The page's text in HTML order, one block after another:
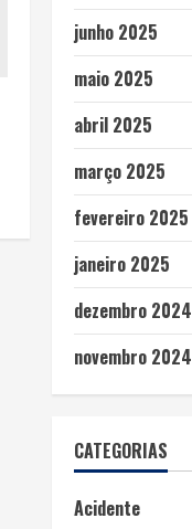
junho 2025
maio 2025
abril 2025
março 2025
fevereiro 2025
janeiro 2025
dezembro 2024
novembro 2024
CATEGORIAS
Acidente